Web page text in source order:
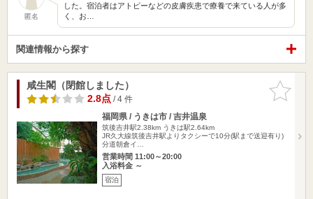
匿名
した。宿泊者はアトピーなどの皮膚疾患で療養で来ている人が多
く、お…
関連情報から探す
お気に入
りに追加
咸生閣（閉館しました）
2.8点/ 4 件
福岡県 / うきは市 / 吉井温泉
筑後吉井駅2.38km うきは駅2.64km
JR久大線筑後吉井駅よりタクシーで10分(駅まで送迎有り)
分道朝倉イ…
営業時間 11:00～20:00
入浴料金 ～
宿泊